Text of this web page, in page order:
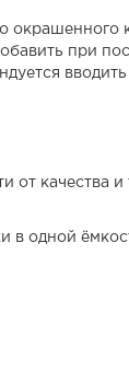
окрашенного
при
вводить
от качества и
в одной